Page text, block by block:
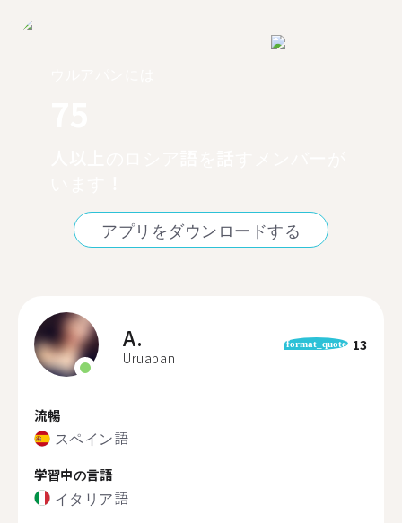
アプリをダウンロードする
A.
Uruapan
format_quote 13
流暢
スペイン語
学習中の言語
イタリア語